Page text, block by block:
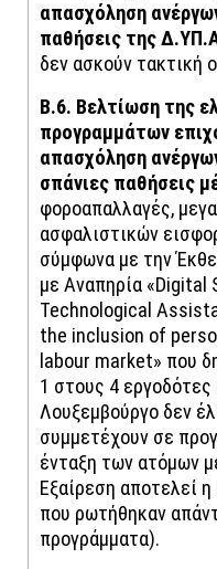
απασχόληση
παθήσεις της
δεν ασκούν τακτική
Β.6. Βελτίωση της
προγραμμάτων
απασχόληση
σπάνιες παθήσεις
φοροαπαλλαγές,
ασφαλιστικών
σύμφωνα με την
με Αναπηρία
Technological
the inclusion of
labour market» που
1 στους 4
Λουξεμβούργο δεν
συμμετέχουν σε
ένταξη των ατόμων
Εξαίρεση αποτελεί
που ρωτήθηκαν
προγράμματα).